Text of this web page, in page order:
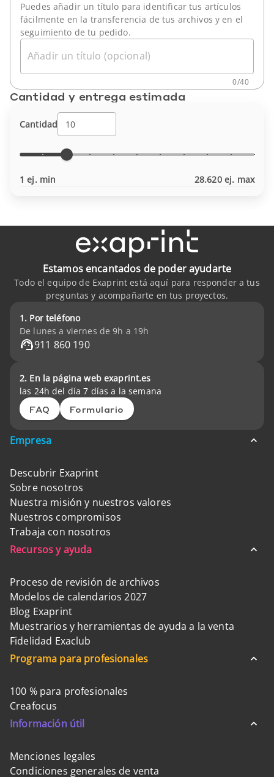
Puedes añadir un título para identificar tus artículos
fácilmente en la transferencia de tus archivos y en el
seguimiento de tu pedido.
Añadir un título (opcional)
0/40
Cantidad y entrega estimada
Cantidad
1 ej. min 28.620 ej. max
Estamos encantados de poder ayudarte
Todo el equipo de Exaprint está aquí para responder a tus
preguntas y acompañarte en tus proyectos.
1. Por teléfono
De lunes a viernes de 9h a 19h
911 860 190
2. En la página web exaprint.es
las 24h del día 7 días a la semana
FAQ Formulario
Empresa
Descubrir Exaprint
Sobre nosotros
Nuestra misión y nuestros valores
Nuestros compromisos
Trabaja con nosotros
Recursos y ayuda
Proceso de revisión de archivos
Modelos de calendarios 2027
Blog Exaprint
Muestrarios y herramientas de ayuda a la venta
Fidelidad Exaclub
Programa para profesionales
100 % para profesionales
Creafocus
Información útil
Menciones legales
Condiciones generales de venta